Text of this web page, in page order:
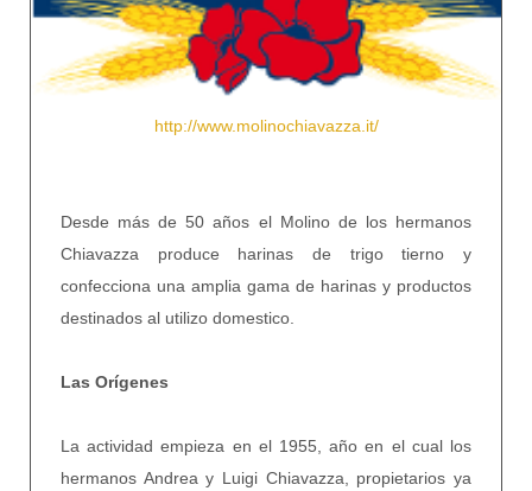
http://www.molinochiavazza.it/
Desde más de 50 años el Molino de los hermanos
Chiavazza produce harinas de trigo tierno y
confecciona una amplia gama de harinas y productos
destinados al utilizo domestico.
Las Orígenes
La actividad empieza en el 1955, año en el cual los
hermanos Andrea y Luigi Chiavazza, propietarios ya